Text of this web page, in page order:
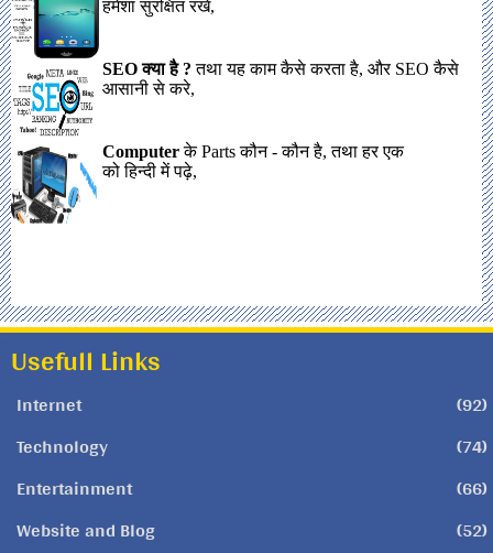
Usefull Links
Internet
(92)
Technology
(74)
Entertainment
(66)
Website and Blog
(52)